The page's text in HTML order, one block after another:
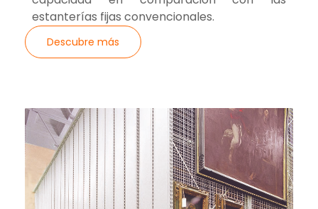
estanterías fijas convencionales.
Descubre más